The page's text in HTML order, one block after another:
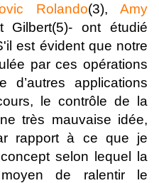
Rolando(3),
Amy
Gilbert(5)- ont étudié
est évident que notre
par ces opérations
d’autres applications
le contrôle de la
très mauvaise idée,
rapport à ce que je
selon lequel la
de ralentir le